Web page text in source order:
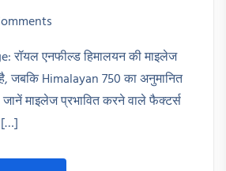
रॉयल एनफील्ड हिमालयन की माइलेज
जबकि Himalayan 750 का अनुमानित
माइलेज प्रभावित करने वाले फैक्टर्स